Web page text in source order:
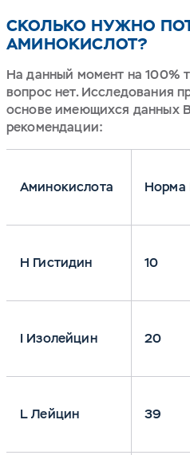
СКОЛЬКО НУЖНО
АМИНОКИСЛОТ?
На данный момент на 100%
вопрос нет. Исследования
основе имеющихся данных
рекомендации:
Аминокислота Норма
H Гистидин 10
I Изолейцин 20
L Лейцин 39